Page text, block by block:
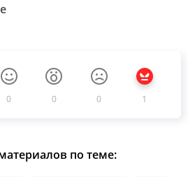
0 0 0 1
по теме: